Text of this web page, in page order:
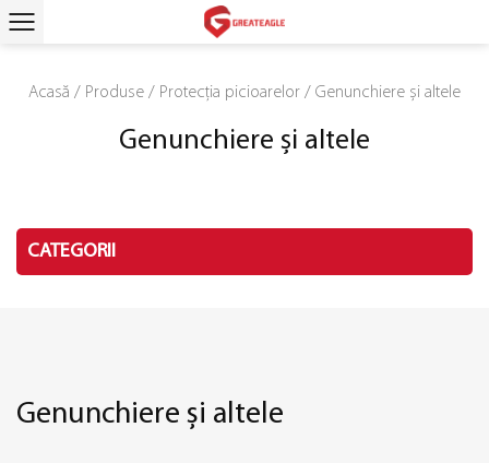
Acasă / Produse / Protecția picioarelor / Genunchiere și altele
Genunchiere și altele
CATEGORII
Genunchiere și altele